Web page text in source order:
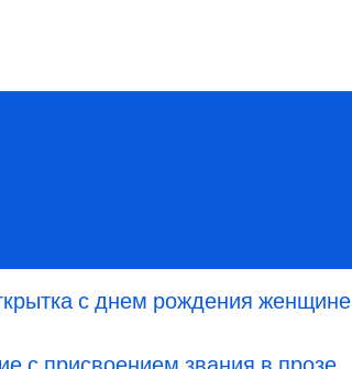
с днем рождения женщине